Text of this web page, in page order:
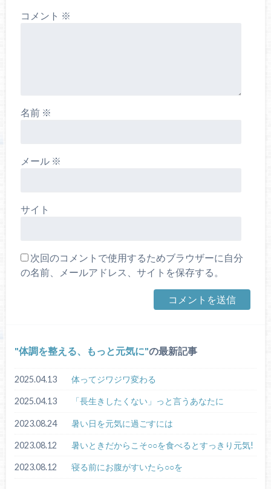
コメント ※
名前 ※
メール ※
サイト
次回のコメントで使用するためブラウザーに自分
の名前、メールアドレス、サイトを保存する。
体調を整える、もっと元気に の最新記事
2025.04.13 体ってジワジワ変わる
2025.04.13 「長生きしたくない」っと言うあなたに
2023.08.24 暑い日を元気に過ごすには
2023.08.12 暑いときだからこそ○○を食べるとすっきり元気!
2023.08.12 寝る前にお腹がすいたら○○を